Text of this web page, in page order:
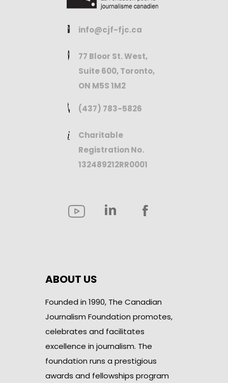
info@cjf-fjc.ca
77 Bloor St. West,
Suite 600, Toronto,
ON M5S 1M2
(437) 783-5826
Charitable
Registration No.
132489212RR0001
ABOUT US
Founded in 1990, The Canadian
Journalism Foundation promotes,
celebrates and facilitates
excellence in journalism. The
foundation runs a prestigious
awards and fellowships program